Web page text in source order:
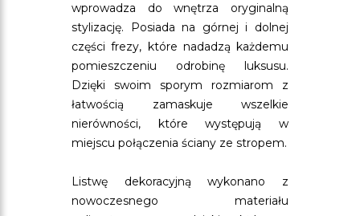
wprowadza do wnętrza oryginalną
stylizację. Posiada na górnej i dolnej
części frezy, które nadadzą każdemu
pomieszczeniu odrobinę luksusu.
Dzięki swoim sporym rozmiarom z
łatwością zamaskuje wszelkie
nierówności, które występują w
miejscu połączenia ściany ze stropem.
Listwę dekoracyjną wykonano z
nowoczesnego materiału